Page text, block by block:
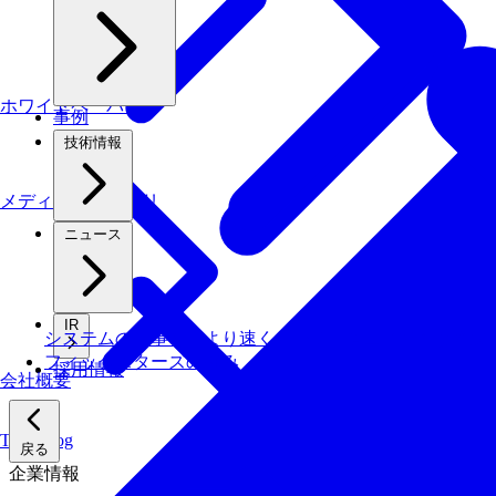
ホワイトペーパー
Tech Blog
メディアライブラリ
事例
技術情報
ニュース
IR
採用情報
戻る
企業情報
会社概要
システムの仕事を、より速く・安く・省エネでこなす技
フィックスターズの​強み